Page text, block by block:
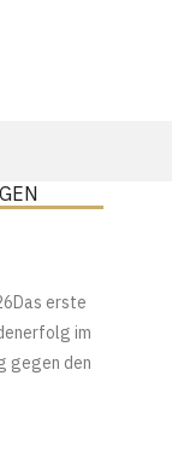
erste
im
gegen den